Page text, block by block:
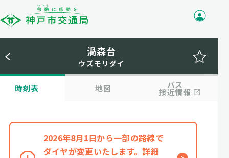
渦森台
ウズモリダイ
時刻表 地図 バス
接近情報
2026年8月1日から一部の路線で
ダイヤが変更いたします。詳細